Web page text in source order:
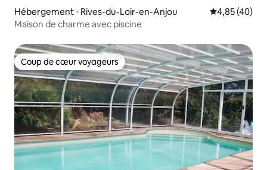
Hébergement ⋅ Rives-du-Loir-en-Anjou Évaluation
4,85 (40)
Maison de charme avec piscine
Coup de cœur voyageurs
Coup de cœur voyageurs